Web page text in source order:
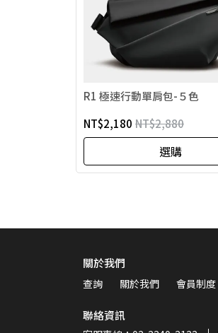
R1 極速行動單肩包-５色
NT$2,180 NT$2,880
選購
關於我們
查詢 關於我們 會員制度
聯絡資訊